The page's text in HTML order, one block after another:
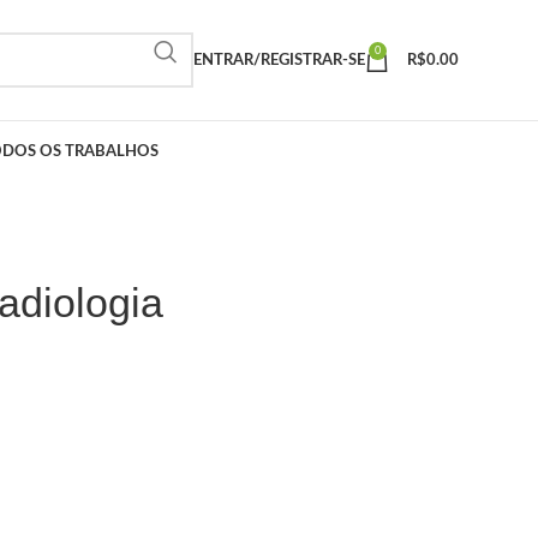
ENTRAR/REGISTRAR-SE
0
R$0.00
OS TRABALHOS